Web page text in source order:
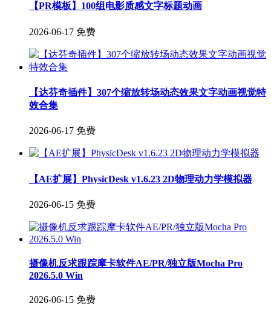
【PR模板】100组电影质感文字标题动画
2026-06-17 免费
【达芬奇插件】307个缩放转场动态效果文字动画视觉特
效合集
2026-06-17 免费
【AE扩展】PhysicDesk v1.6.23 2D物理动力学模拟器
2026-06-15 免费
摄像机反求跟踪摩卡软件AE/PR/独立版Mocha Pro
2026.5.0 Win
2026-06-15 免费